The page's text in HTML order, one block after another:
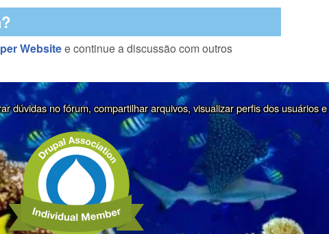
Websitee continue a discussão com outros
dúvidas no fórum, compartilhar arquivos, visualizar perfis dos usuários